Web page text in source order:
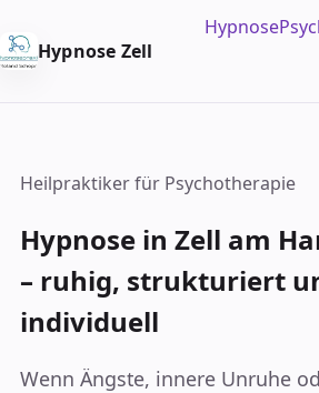
Hypnose Zell
Hypnose
Heilpraktiker für Psychotherapie
Hypnose in Zell am
– ruhig, strukturiert
individuell
Wenn Ängste, innere Unruhe